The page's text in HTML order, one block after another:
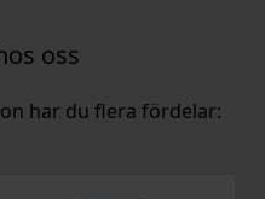
oss
har du flera fördelar: